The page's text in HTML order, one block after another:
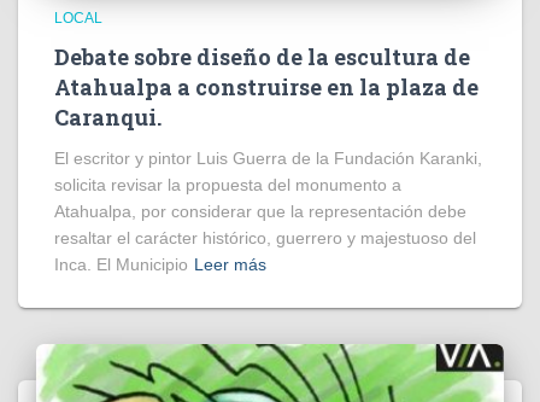
LOCAL
Debate sobre diseño de la escultura de
Atahualpa a construirse en la plaza de
Caranqui.
El escritor y pintor Luis Guerra de la Fundación Karanki,
solicita revisar la propuesta del monumento a
Atahualpa, por considerar que la representación debe
resaltar el carácter histórico, guerrero y majestuoso del
Inca. El Municipio Leer más